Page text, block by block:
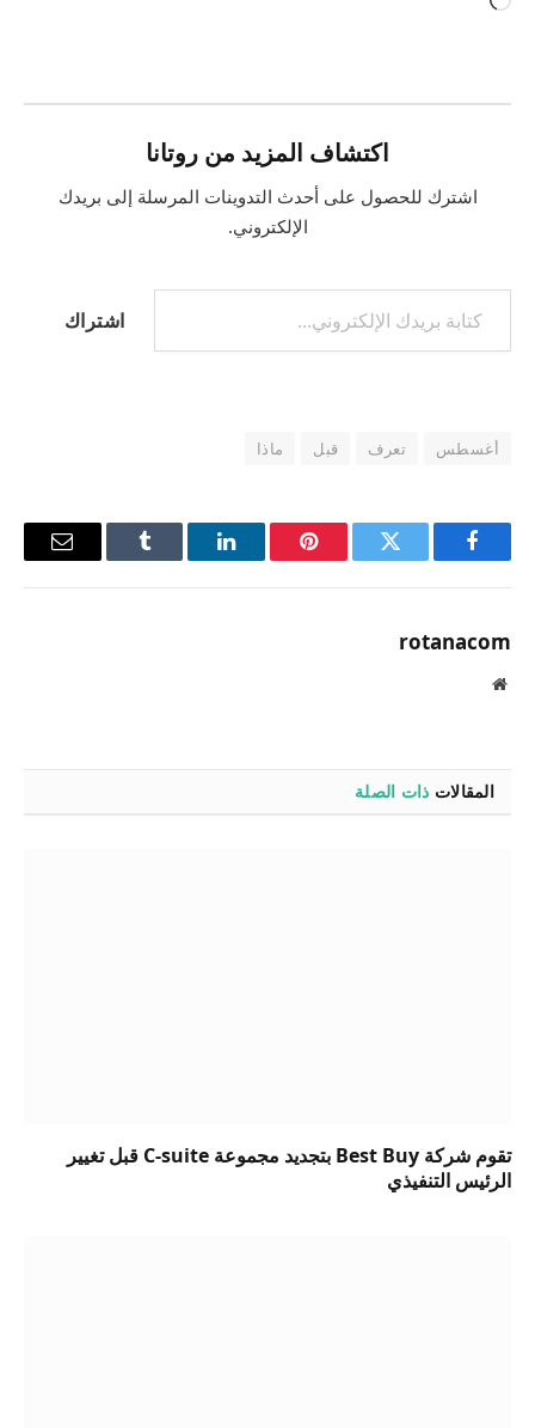
اكتشاف المزيد من روتانا
اشترك للحصول على أحدث التدوينات المرسلة إلى بريدك
الإلكتروني.
كتابة بريدك الإلكتروني...
اشتراك
أغسطس تعرف قبل ماذا
فيسبوك تويتر بينتيريستلينكدإن Tumblr
البريد
rotanacom
موقع
المقالات ذات الصلة
تقوم شركة Best Buy بتجديد مجموعة C-suite قبل تغيير
الرئيس التنفيذي